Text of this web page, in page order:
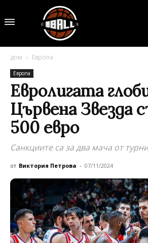
дом Европа
Европа
Евролигата
Цървена Звезда
500 евро
Санкциите са за два мача от
от Виктория Петрова - 07/11/2024